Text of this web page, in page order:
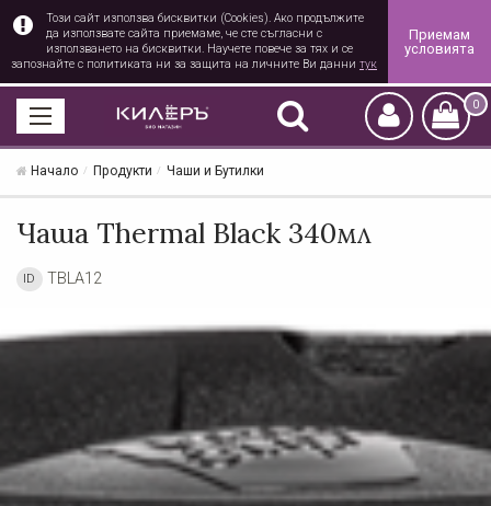
Този сайт използва бисквитки (Cookies). Ако продължите
да използвате сайта приемаме, че сте съгласни с
използването на бисквитки. Научете повече за тях и се
запознайте с политиката ни за защита на личните Ви данни тук
Приемам
условията
0
Начало Продукти Чаши и Бутилки
Чаша Thermal Black 340мл
ID TBLA12